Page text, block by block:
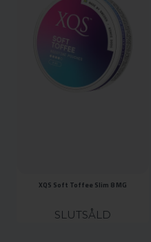
XQS Soft Toffee Slim 8 MG
SLUTSÅLD